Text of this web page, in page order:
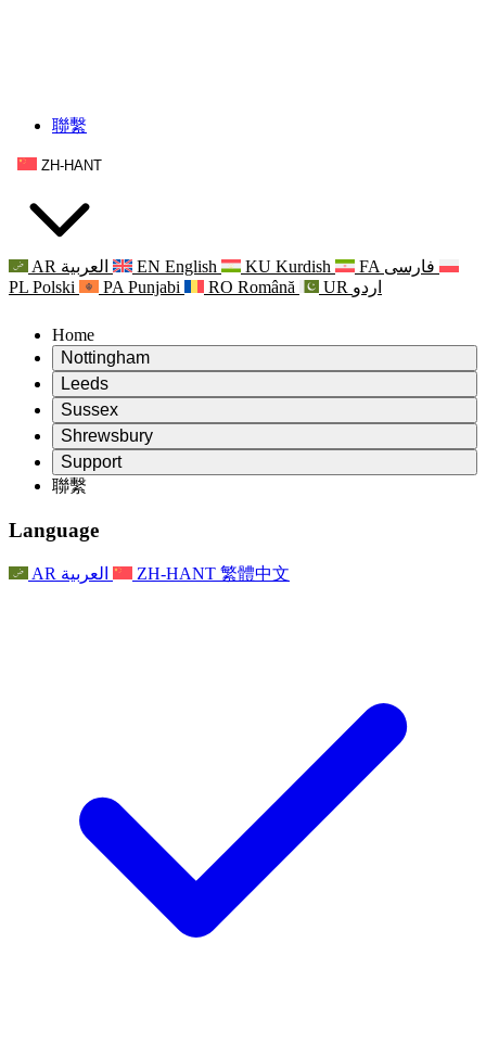
聯繫
ZH-HANT
AR العربية EN English KU Kurdish FA فارسی
PL Polski PA Punjabi RO Română UR اردو
Home
Nottingham
Review
評審主席
獨立審核小組
職權範圍
獨立審查最終報告
常見問題
For Families
最新消息
Leeds
Review
評審主席
獨立審核小組
職權範圍
聯繫
家庭心理支持
家庭更新
事件
Sussex
Review
評審主席
獨立審核小組
職權範圍
聯繫
For Families
家庭心理支持
家庭更新
Shrewsbury
Review
產科複查的職權範圍
Reports
獨立審查的最終報告
獨立審查報告的首次報告
For Families
Support
Leeds
Nottingham
家庭心理支援服務
心理健康危機支援
基於信仰的喪親支援
對於父親
聯繫
Language
AR العربية ZH-HANT 繁體中文